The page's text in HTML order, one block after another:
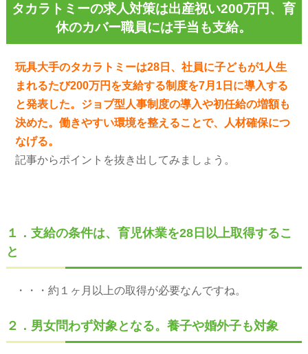
タカラトミーの求人対策は出産祝い200万円、育
休のカバー職員には手当も支給。
玩具大手のタカラトミーは28日、社員に子どもが1人生
まれるたび200万円を支給する制度を7月1日に導入する
と発表した。ジョブ型人事制度の導入や初任給の増額も
決めた。働きやすい環境を整えることで、人材確保につ
なげる。
記事からポイントを抜き出してみましょう。
１．支給の条件は、育児休業を28日以上取得するこ
と
・・・約１ヶ月以上の取得が必要なんですね。
２．男女問わず対象となる。養子や婚外子も対象